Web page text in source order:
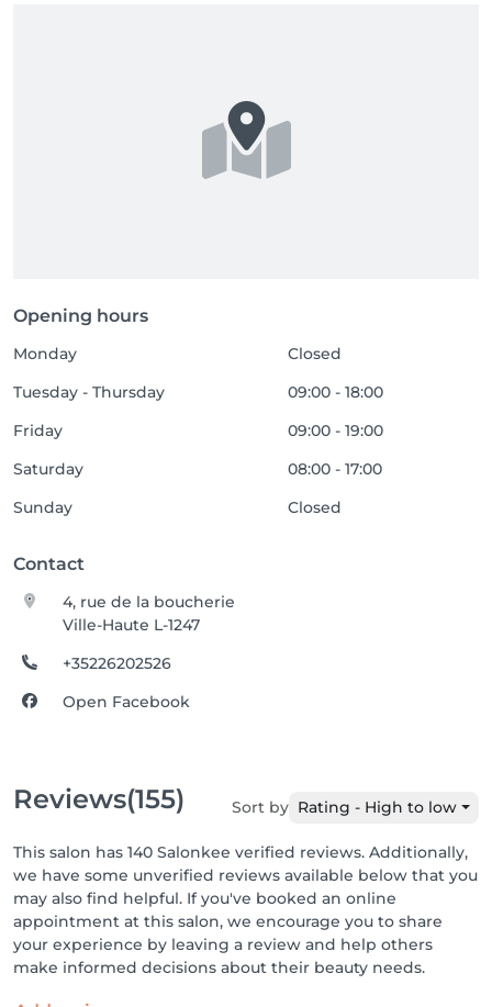
Opening hours
Monday
Closed
Tuesday - Thursday
09:00 - 18:00
Friday
09:00 - 19:00
Saturday
08:00 - 17:00
Sunday
Closed
Contact
4, rue de la boucherie
Ville-Haute L-1247
+35226202526
Open Facebook
Reviews(155) Sort by Rating - High to low
This salon has 140 Salonkee verified reviews. Additionally,
we have some unverified reviews available below that you
may also find helpful. If you've booked an online
appointment at this salon, we encourage you to share
your experience by leaving a review and help others
make informed decisions about their beauty needs.